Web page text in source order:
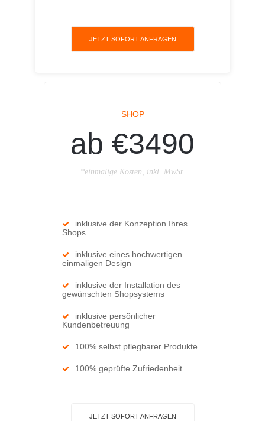
JETZT SOFORT ANFRAGEN
SHOP
ab €3490
*einmalige Kosten, inkl. MwSt.
inklusive der Konzeption Ihres
Shops
inklusive eines hochwertigen
einmaligen Design
inklusive der Installation des
gewünschten Shopsystems
inklusive persönlicher
Kundenbetreuung
100% selbst pflegbarer Produkte
100% geprüfte Zufriedenheit
JETZT SOFORT ANFRAGEN